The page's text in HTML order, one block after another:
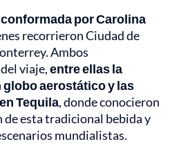
por Carolina
recorrieron Ciudad de
Ambos
viaje,entre ellas la
aerostático y las
Tequila, donde conocieron
de esta tradicional bebida y
mundialistas.